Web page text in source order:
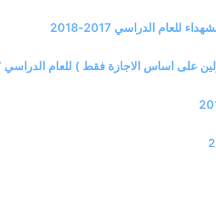
الدراسي 2017-2018
اساس الاجازة فقط ) للعام الدراسي 2017-2018